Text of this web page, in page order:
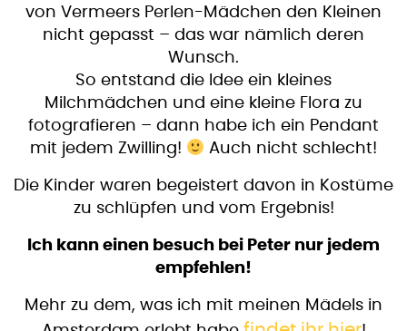
von Vermeers Perlen-Mädchen den Kleinen
nicht gepasst – das war nämlich deren
Wunsch.
So entstand die Idee ein kleines
Milchmädchen und eine kleine Flora zu
fotografieren – dann habe ich ein Pendant
mit jedem Zwilling!
Auch nicht schlecht!
Die Kinder waren begeistert davon in Kostüme
zu schlüpfen und vom Ergebnis!
Ich kann einen besuch bei Peter nur jedem
empfehlen!
Mehr zu dem, was ich mit meinen Mädels in